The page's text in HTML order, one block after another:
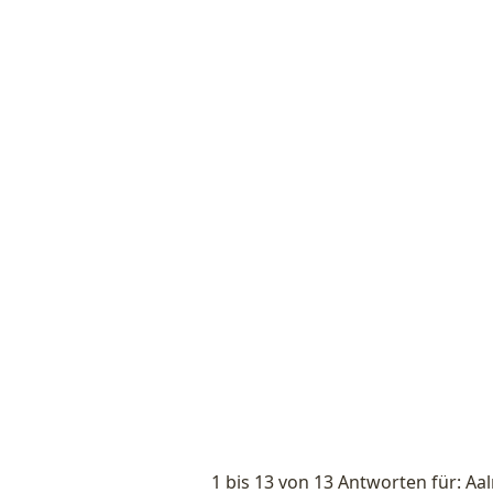
1 bis 13 von 13 Antworten für: